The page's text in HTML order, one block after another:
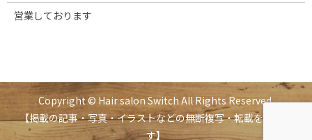
営業しております
Copyright © Hair salon Switch All Rights Reserved.
【掲載の記事・写真・イラストなどの無断複写・転載を禁じま
す】